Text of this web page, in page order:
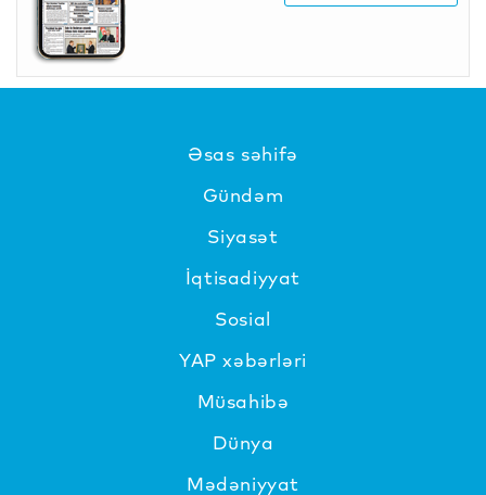
Əsas səhifə
Gündəm
Siyasət
İqtisadiyyat
Sosial
YAP xəbərləri
Müsahibə
Dünya
Mədəniyyat